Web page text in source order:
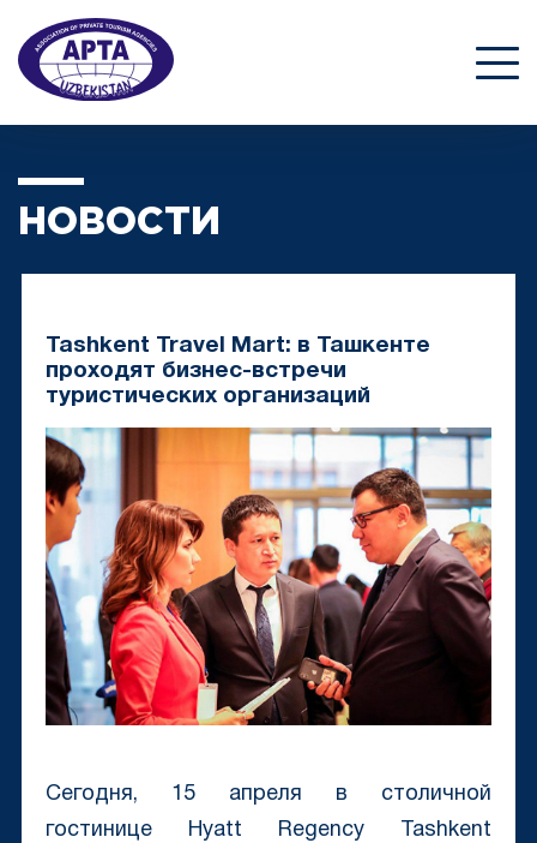
НОВОСТИ
Tashkent Travel Mart: в Ташкенте
проходят бизнес-встречи
туристических организаций
Сегодня, 15 апреля в столичной
гостинице Hyatt Regency Tashkent